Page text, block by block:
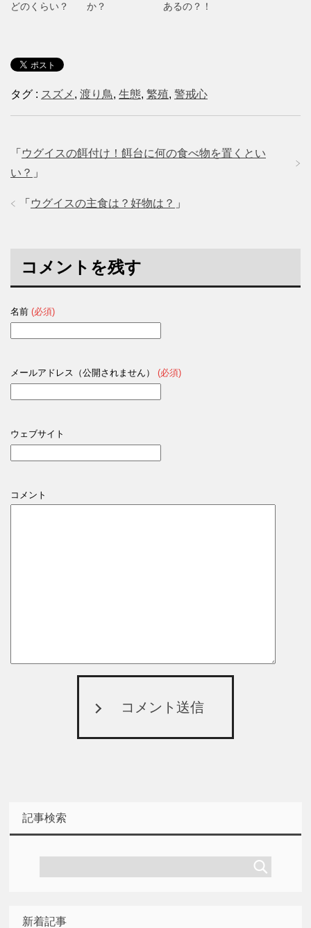
どのくらい？
か？
あるの？！
タグ : スズメ , 渡り鳥, 生態, 繁殖, 警戒心
「 ウグイスの餌付け！餌台に何の食べ物を置くとい
い？ 」
「 ウグイスの主食は？好物は？ 」
コメントを残す
名前 (必須)
メールアドレス（公開されません） (必須)
ウェブサイト
コメント
コメント送信
記事検索
新着記事